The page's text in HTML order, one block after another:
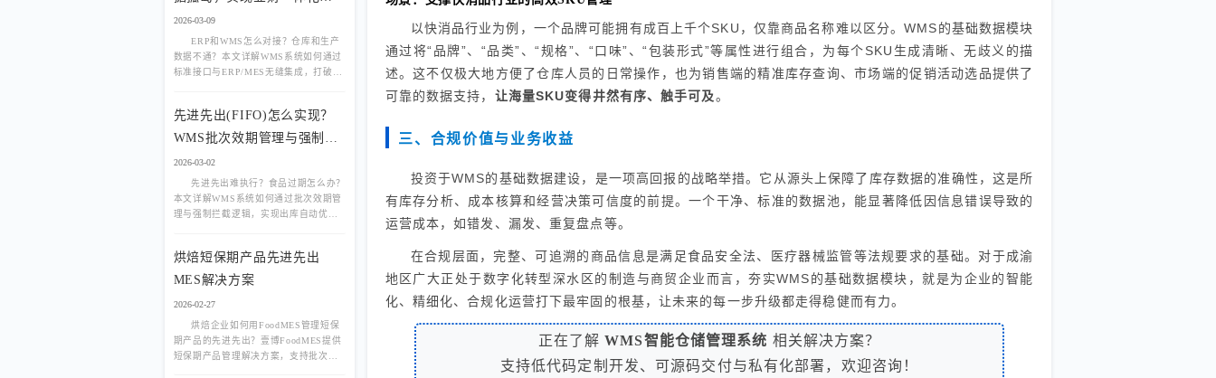
以快消品行业为例，一个品牌可能拥有成百上千个SKU，仅靠商品名称难以区分。WMS的基础数据模块
通过将“品牌”、“品类”、“规格”、“口味”、“包装形式”等属性进行组合，为每个SKU生成清晰、无歧义的描
述。这不仅极大地方便了仓库人员的日常操作，也为销售端的精准库存查询、市场端的促销活动选品提供了
可靠的数据支持， 让海量SKU变得井然有序、触手可及。
三、合规价值与业务收益
投资于WMS的基础数据建设，是一项高回报的战略举措。它从源头上保障了库存数据的准确性，这是所
有库存分析、成本核算和经营决策可信度的前提。一个干净、标准的数据池，能显著降低因信息错误导致的
运营成本，如错发、漏发、重复盘点等。
在合规层面，完整、可追溯的商品信息是满足食品安全法、医疗器械监管等法规要求的基础。对于成渝
地区广大正处于数字化转型深水区的制造与商贸企业而言，夯实WMS的基础数据模块，就是为企业的智能
化、精细化、合规化运营打下最牢固的根基，让未来的每一步升级都走得稳健而有力。
正在了解WMS智能仓储管理系统 相关解决方案？
支持低代码定制开发、可源码交付与私有化部署，欢迎咨询！
生产联动
2026-03-09
ERP和WMS怎么对接？仓库和生产
数据不通？本文详解WMS系统如何通过
标准接口与ERP/MES无缝集成，打破数
先进先出(FIFO)怎么实现？
WMS批次效期管理与强制拦
截逻辑
2026-03-02
先进先出难执行？食品过期怎么办？
本文详解WMS系统如何通过批次效期管
理与强制拦截逻辑，实现出库自动优选
烘焙短保期产品先进先出
MES解决方案
2026-02-27
烘焙企业如何用FoodMES管理短保
期产品的先进先出？壹博FoodMES提供
短保期产品管理解决方案，支持批次自